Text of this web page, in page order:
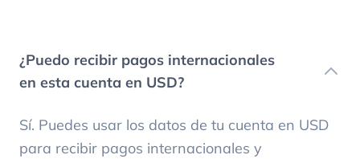
¿Puedo recibir pagos internacionales
en esta cuenta en USD?
Sí. Puedes usar los datos de tu cuenta en USD
para recibir pagos internacionales y